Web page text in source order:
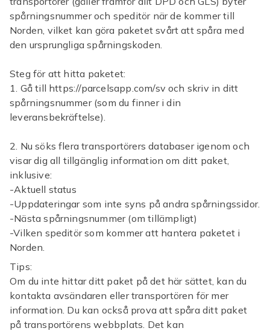
spårningsnummer och speditör när de kommer till
Norden, vilket kan göra paketet svårt att spåra med
den ursprungliga spårningskoden.
Steg för att hitta paketet:
1. Gå till https://parcelsapp.com/sv och skriv in ditt
spårningsnummer (som du finner i din
leveransbekräftelse).
2. Nu söks flera transportörers databaser igenom och
visar dig all tillgänglig information om ditt paket,
inklusive:
-Aktuell status
-Uppdateringar som inte syns på andra spårningssidor.
-Nästa spårningsnummer (om tillämpligt)
-Vilken speditör som kommer att hantera paketet i
Norden.
Tips:
Om du inte hittar ditt paket på det här sättet, kan du
kontakta avsändaren eller transportören för mer
information. Du kan också prova att spåra ditt paket
på transportörens webbplats. Det kan